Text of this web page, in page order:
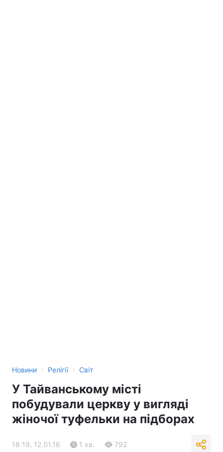
Новини › Релігії › Світ
У Тайванському місті
побудували церкву у вигляді
жіночої туфельки на підборах
18:19, 12.01.16 1 хв. 792